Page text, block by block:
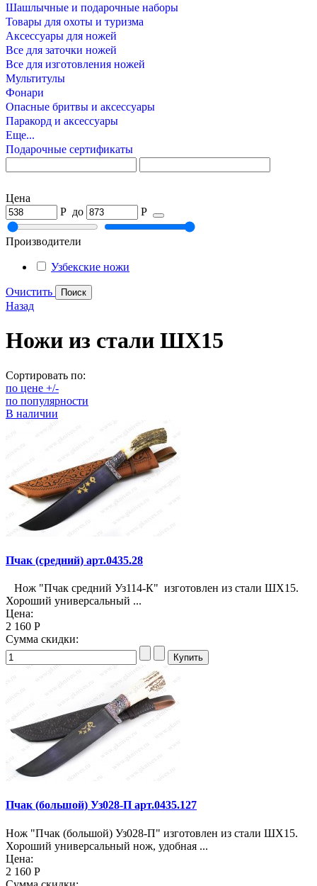
Шашлычные и подарочные наборы
Товары для охоты и туризма
Аксессуары для ножей
Все для заточки ножей
Все для изготовления ножей
Мультитулы
Фонари
Опасные бритвы и аксессуары
Паракорд и аксессуары
Еще...
Подарочные сертификаты
Цена
Р до Р
Производители
Узбекские ножи
Очистить
Назад
Ножи из стали ШХ15
Сортировать по:
по цене +/-
по популярности
В наличии
Пчак (средний) арт.0435.28
Нож "Пчак средний Уз114-К" изготовлен из стали ШХ15.
Хороший универсальный ...
Цена:
2 160 Р
Сумма скидки:
Пчак (большой) Уз028-П арт.0435.127
Нож "Пчак (большой) Уз028-П" изготовлен из стали ШХ15.
Хороший универсальный нож, удобная ...
Цена:
2 160 Р